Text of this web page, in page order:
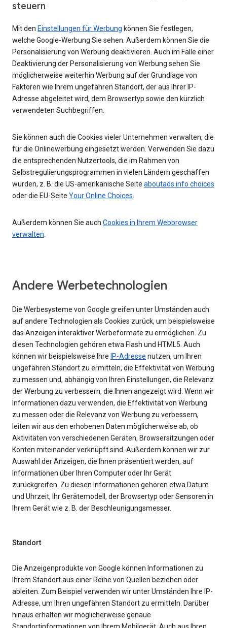
steuern
Mit den Einstellungen für Werbung können Sie festlegen,
welche Google-Werbung Sie sehen. Außerdem können Sie die
Personalisierung von Werbung deaktivieren. Auch im Falle einer
Deaktivierung der Personalisierung von Werbung sehen Sie
möglicherweise weiterhin Werbung auf der Grundlage von
Faktoren wie Ihrem ungefähren Standort, der aus Ihrer IP-
Adresse abgeleitet wird, dem Browsertyp sowie den kürzlich
verwendeten Suchbegriffen.
Sie können auch die Cookies vieler Unternehmen verwalten, die
für die Onlinewerbung eingesetzt werden. Verwenden Sie dazu
die entsprechenden Nutzertools, die im Rahmen von
Selbstregulierungsprogrammen in vielen Ländern geschaffen
wurden, z. B. die US-amerikanische Seite aboutads.info choices
oder die EU-Seite Your Online Choices.
Außerdem können Sie auch Cookies in Ihrem Webbrowser
verwalten.
Andere Werbetechnologien
Die Werbesysteme von Google greifen unter Umständen auch
auf andere Technologien als Cookies zurück, um beispielsweise
das Anzeigen interaktiver Werbeformate zu ermöglichen. Zu
diesen Technologien gehören etwa Flash und HTML5. Auch
können wir beispielsweise Ihre IP-Adresse nutzen, um Ihren
ungefähren Standort zu ermitteln, die Effektivität von Werbung
zu messen und, abhängig von Ihren Einstellungen, die Relevanz
der Werbung zu verbessern, die Ihnen angezeigt wird. Wenn wir
Informationen dazu verwenden, die Effektivität von Werbung
zu messen oder die Relevanz von Werbung zu verbessern,
leiten wir aus den erhobenen Daten möglicherweise ab, ob
Aktivitäten von verschiedenen Geräten, Browsersitzungen oder
Konten miteinander verknüpft sind. Außerdem können wir zur
Auswahl der Anzeigen, die Ihnen präsentiert werden, auf
Informationen über Ihren Computer oder Ihr Gerät
zurückgreifen. Zu diesen Informationen gehören etwa Datum
und Uhrzeit, Ihr Gerätemodell, der Browsertyp oder Sensoren in
Ihrem Gerät wie z. B. der Beschleunigungsmesser.
Standort
Die Anzeigenprodukte von Google können Informationen zu
Ihrem Standort aus einer Reihe von Quellen beziehen oder
ableiten. Zum Beispiel verwenden wir unter Umständen Ihre IP-
Adresse, um Ihren ungefähren Standort zu ermitteln. Darüber
hinaus erhalten wir möglicherweise genaue